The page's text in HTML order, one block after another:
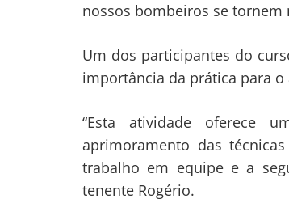
nossos bombeiros se tornem
Um dos participantes do
importância da prática para
“Esta atividade oferece
aprimoramento das
trabalho em equipe e a
tenente Rogério.